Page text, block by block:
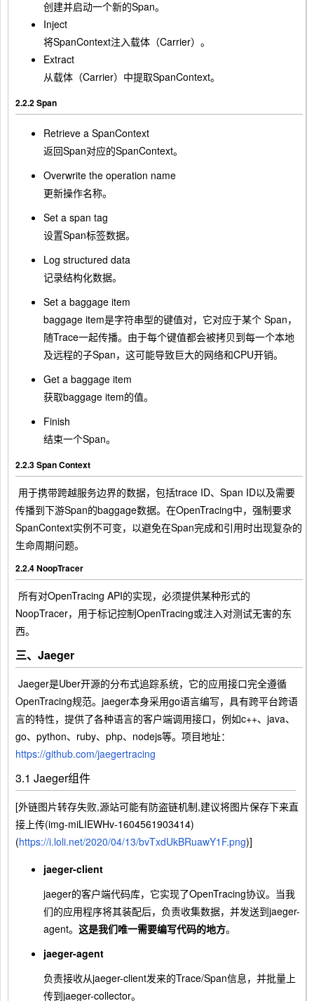
创建并启动一个新的Span。
Inject
将SpanContext注入载体（Carrier）。
Extract
从载体（Carrier）中提取SpanContext。
2.2.2 Span
Retrieve a SpanContext
返回Span对应的SpanContext。
Overwrite the operation name
更新操作名称。
Set a span tag
设置Span标签数据。
Log structured data
记录结构化数据。
Set a baggage item
baggage item是字符串型的键值对，它对应于某个 Span，
随Trace一起传播。由于每个键值都会被拷贝到每一个本地
及远程的子Span，这可能导致巨大的网络和CPU开销。
Get a baggage item
获取baggage item的值。
Finish
结束一个Span。
2.2.3 Span Context
​ 用于携带跨越服务边界的数据，包括trace ID、Span ID以及需要
传播到下游Span的baggage数据。在OpenTracing中，强制要求
SpanContext实例不可变，以避免在Span完成和引用时出现复杂的
生命周期问题。
2.2.4 NoopTracer
​ 所有对OpenTracing API的实现，必须提供某种形式的
NoopTracer，用于标记控制OpenTracing或注入对测试无害的东
西。
三、Jaeger
​ Jaeger是Uber开源的分布式追踪系统，它的应用接口完全遵循
OpenTracing规范。jaeger本身采用go语言编写，具有跨平台跨语
言的特性，提供了各种语言的客户端调用接口，例如c++、java、
go、python、ruby、php、nodejs等。项目地址：
https://github.com/jaegertracing
3.1 Jaeger组件
[外链图片转存失败,源站可能有防盗链机制,建议将图片保存下来直
接上传(img-miLIEWHv-1604561903414)
(https://i.loli.net/2020/04/13/bvTxdUkBRuawY1F.png)]
jaeger-client
jaeger的客户端代码库，它实现了OpenTracing协议。当我
们的应用程序将其装配后，负责收集数据，并发送到jaeger-
agent。 这是我们唯一需要编写代码的地方。
jaeger-agent
负责接收从jaeger-client发来的Trace/Span信息，并批量上
传到jaeger-collector。